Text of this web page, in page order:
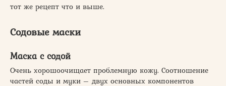
тот же рецепт что и выше.
Содовые маски
Маска с содой
Очень хорошоочищает проблемную кожу. Соотношение
частей соды и муки – двух основных компонентов